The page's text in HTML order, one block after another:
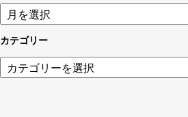
カテゴリー